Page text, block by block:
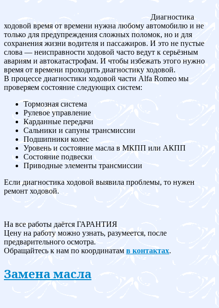
Диагностика
ходовой время от времени нужна любому автомобилю и не
только для предупреждения сложных поломок, но и для
сохранения жизни водителя и пассажиров. И это не пустые
слова — неисправности ходовой часто ведут к серьёзным
авариям и автокатастрофам. И чтобы избежать этого нужно
время от времени проходить диагностику ходовой.
В процессе диагностики ходовой части Alfa Romeo мы
проверяем состояние следующих систем:
Тормозная система
Рулевое управление
Карданные передачи
Сальники и сапуны трансмиссии
Подшипники колес
Уровень и состояние масла в МКПП или АКПП
Состояние подвески
Приводные элементы трансмиссии
Если диагностика ходовой выявила проблемы, то нужен
ремонт ходовой.
На все работы даётся ГАРАНТИЯ
Цену на работу можно узнать, разумеется, после
предварительного осмотра.
Обращайтесь к нам по координатам в контактах.
Замена масла